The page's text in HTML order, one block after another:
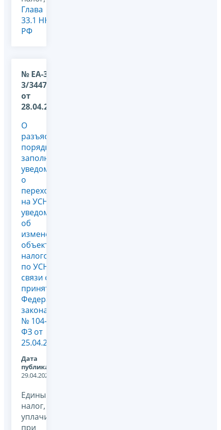
Глава
33.1 НК
РФ
№ ЕА-36-
3/3447@
от
28.04.2026
О
разъяснении
порядка
заполнения
уведомления
о
переходе
на УСН и
уведомления
об
изменении
объекта
налогообложения
по УСН в
связи с
принятием
Федерального
закона
№ 104-
ФЗ от
25.04.2...
Дата
публикации:
29.04.2026
Единый
налог,
уплачиваемый
при